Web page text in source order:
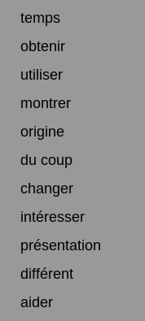
temps
obtenir
utiliser
montrer
origine
du coup
changer
intéresser
présentation
différent
aider